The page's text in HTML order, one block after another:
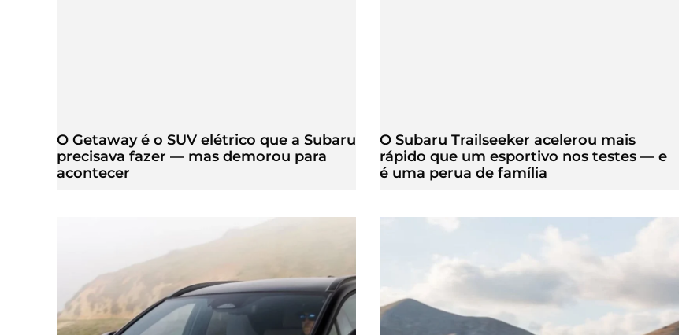
O Getaway é o SUV elétrico que a Subaru
precisava fazer — mas demorou para
acontecer
O Subaru Trailseeker acelerou mais
rápido que um esportivo nos testes — e
é uma perua de família